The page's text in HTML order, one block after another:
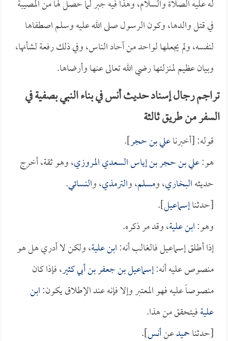
له عليه الصلاة والسلام، وهذا فيه جبر لما حصل لها من المصيبة
في قتل والدها، وكون الرسول صلى الله عليه وسلم اصطفاها
لنفسه، ولم يجعلها لواحد من آحاد الناس، وفي ذلك رفعة لشأنها،
وبيان عظيم لمنزلتها رضي الله تعالى عنها وأرضاها.
تراجم رجال إسناد حديث أنس في بناء النبي بصفية في
السفر من طريق ثالثة
قوله: [أخبرناعلي بن حجر].
هو:علي بن حجر بن إياس السعدي المروزي، وهو ثقة، أخرج
حديثهالبخاري، ومسلم، والترمذي، والنسائي.
[حدثناإسماعيل].
وهو:ابن علية، وقد مر ذكره.
إذا أطلق إسماعيل فالغالب أنه:ابن علية، ولكن لا أدري هل هو
منصوص عليه أنه:إسماعيل بن جعفر بن أبي كثير، فإذا كان
منصوصاً عليه فهو المعتبر وإلا فإنه عند الإطلاق يكون:ابن
عليةفيتحقق من هذا.
[حدثناحميدعنأنس].